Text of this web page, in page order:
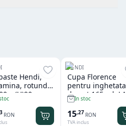
Hendi,
rotund
x (H)90 mm
RON
HENDI
Cupa Florence
pentru
desert 165 ml,
In stoc
15,27 RON
TVA inclus